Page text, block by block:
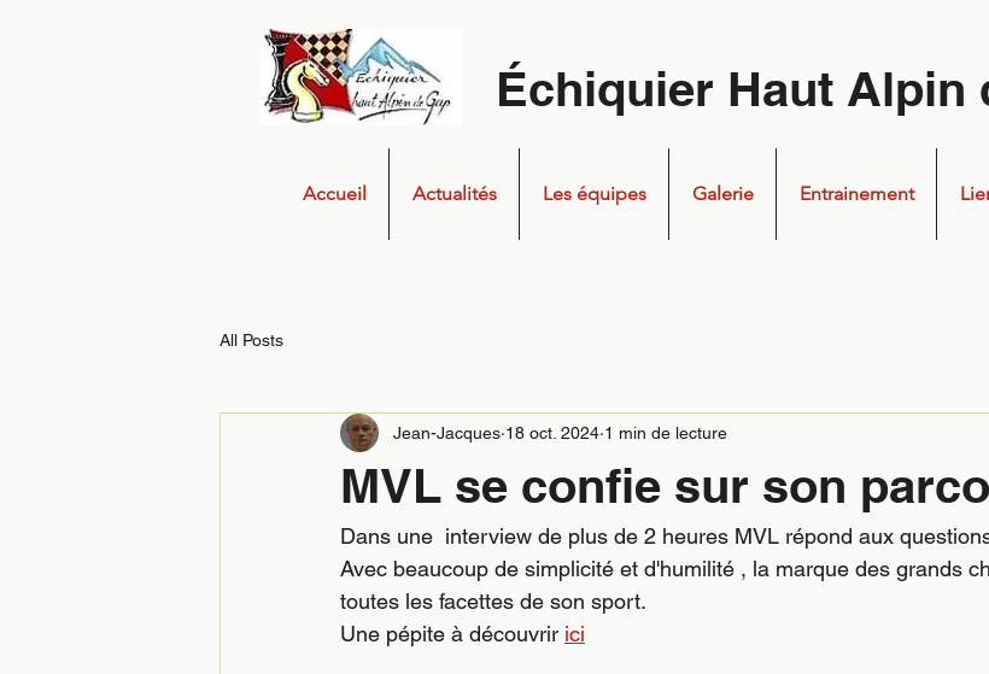
Échiquier Haut Alpin
Accueil Actualités Les équipes Galerie Entrainement
All Posts
MVL se confie sur son
Jean-Jacques 18 oct. 2024 1 min de lecture
Dans une  interview de plus de 2 heures MVL répond aux
Avec beaucoup de simplicité et d'humilité , la marque des grands
toutes les facettes de son sport.
Une pépite à découvrir ici